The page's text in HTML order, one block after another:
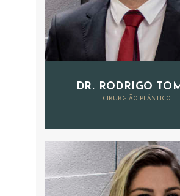
DR. RODRIGO
CIRURGIÃO PLÁSTICO